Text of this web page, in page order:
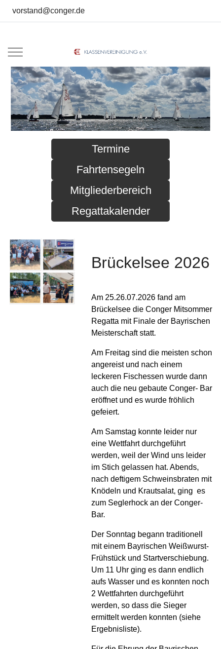
vorstand@conger.de
Mobile Menu Toggle
Termine
Fahrtensegeln
Mitgliederbereich
Regattakalender
Brückelsee 2026
Am 25.26.07.2026 fand am
Brückelsee die Conger Mitsommer
Regatta mit Finale der Bayrischen
Meisterschaft statt.
Am Freitag sind die meisten schon
angereist und nach einem
leckeren Fischessen wurde dann
auch die neu gebaute Conger- Bar
eröffnet und es wurde fröhlich
gefeiert.
Am Samstag konnte leider nur
eine Wettfahrt durchgeführt
werden, weil der Wind uns leider
im Stich gelassen hat. Abends,
nach deftigem Schweinsbraten mit
Knödeln und Krautsalat, ging es
zum Seglerhock an der Conger-
Bar.
Der Sonntag begann traditionell
mit einem Bayrischen Weißwurst-
Frühstück und Startverschiebung.
Um 11 Uhr ging es dann endlich
aufs Wasser und es konnten noch
2 Wettfahrten durchgeführt
werden, so dass die Sieger
ermittelt werden konnten (siehe
Ergebnisliste).